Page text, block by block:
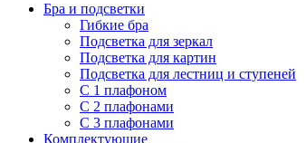
Бра и подсветки
Гибкие бра
Подсветка для зеркал
Подсветка для картин
Подсветка для лестниц и ступеней
С 1 плафоном
С 2 плафонами
С 3 плафонами
Комплектующие